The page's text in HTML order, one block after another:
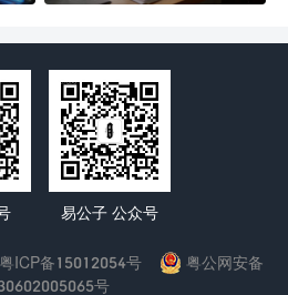
易公子 公众号
粤ICP备15012054号
粤公网安备
号